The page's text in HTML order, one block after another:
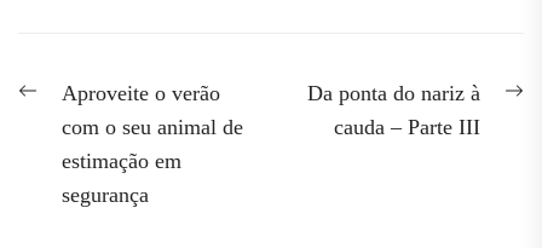
Navegação
artigos
PreviousAproveite o verão
com o seu animal de
estimação em
segurança
Da ponta do nariz à
cauda – Parte III